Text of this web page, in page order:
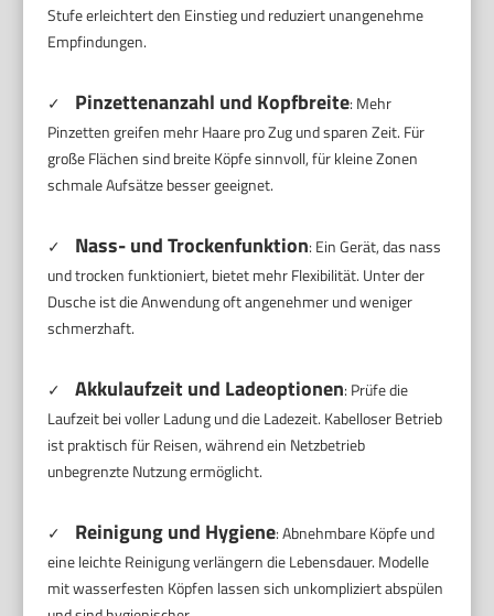
Stufe erleichtert den Einstieg und reduziert unangenehme
Empfindungen.
✓ Pinzettenanzahl und Kopfbreite: Mehr
Pinzetten greifen mehr Haare pro Zug und sparen Zeit. Für
große Flächen sind breite Köpfe sinnvoll, für kleine Zonen
schmale Aufsätze besser geeignet.
✓ Nass- und Trockenfunktion: Ein Gerät, das nass
und trocken funktioniert, bietet mehr Flexibilität. Unter der
Dusche ist die Anwendung oft angenehmer und weniger
schmerzhaft.
✓ Akkulaufzeit und Ladeoptionen: Prüfe die
Laufzeit bei voller Ladung und die Ladezeit. Kabelloser Betrieb
ist praktisch für Reisen, während ein Netzbetrieb
unbegrenzte Nutzung ermöglicht.
✓ Reinigung und Hygiene: Abnehmbare Köpfe und
eine leichte Reinigung verlängern die Lebensdauer. Modelle
mit wasserfesten Köpfen lassen sich unkompliziert abspülen